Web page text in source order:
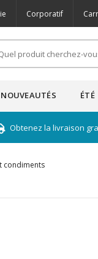
Corporatif
NOUVEAUTÉS ÉTÉ
Obtenez la livraison
condiments